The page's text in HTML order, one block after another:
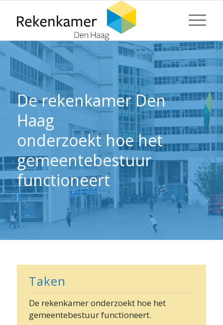
⬇ Blok overslaan
⬇ Blok overslaan
De rekenkamer Den
Haag
onderzoekt hoe het
gemeentebestuur
functioneert
Taken
De rekenkamer onderzoekt hoe het
gemeentebestuur functioneert.